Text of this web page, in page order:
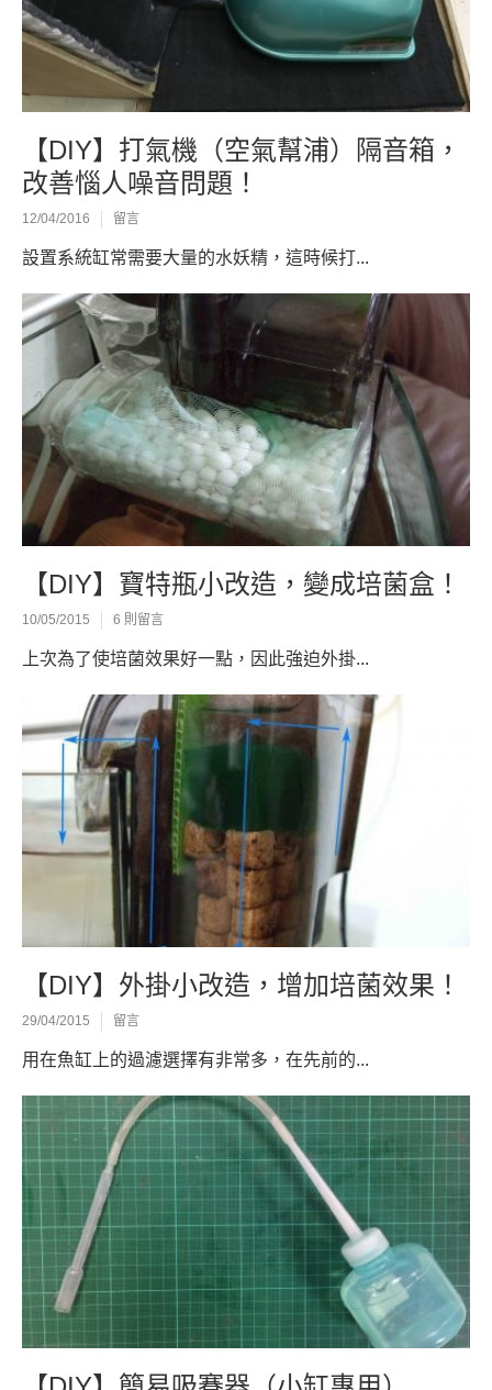
【DIY】打氣機（空氣幫浦）隔音箱，
改善惱人噪音問題！
12/04/2016 留言
設置系統缸常需要大量的水妖精，這時候打...
【DIY】寶特瓶小改造，變成培菌盒！
10/05/2015 6 則留言
上次為了使培菌效果好一點，因此強迫外掛...
【DIY】外掛小改造，增加培菌效果！
29/04/2015 留言
用在魚缸上的過濾選擇有非常多，在先前的...